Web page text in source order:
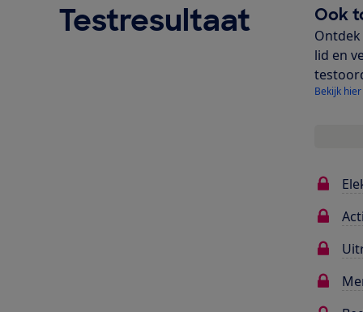
Testresultaat Ook
lid en
Bekijk